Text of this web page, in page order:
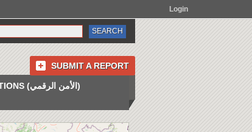
Login
SUBMIT A REPORT
INSTRUCTIONS (الأمن الرقمي)